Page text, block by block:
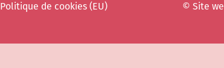
Politique de cookies (EU) © Site